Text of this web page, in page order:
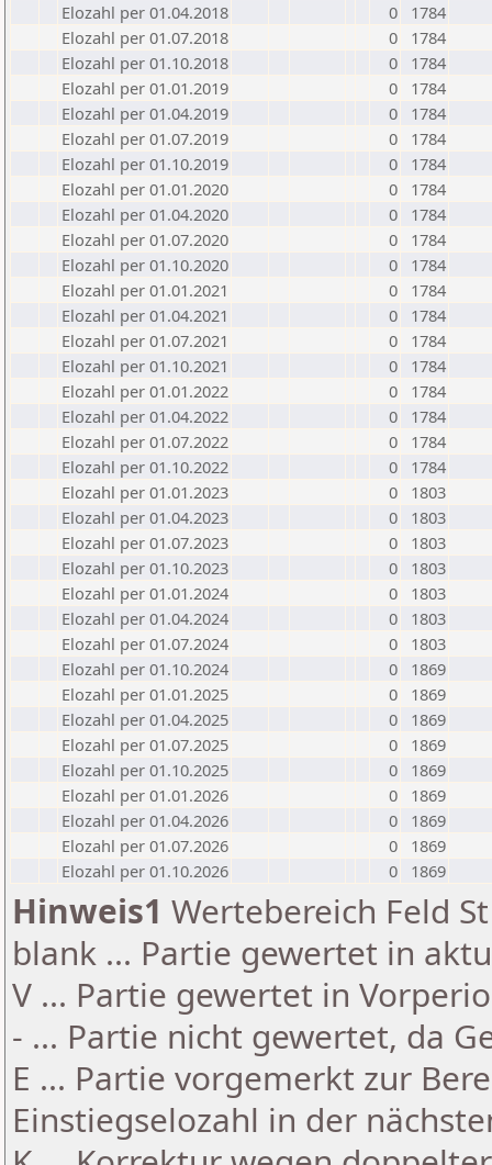
Elozahl per 01.04.2018
0
1784
Elozahl per 01.07.2018
0
1784
Elozahl per 01.10.2018
0
1784
Elozahl per 01.01.2019
0
1784
Elozahl per 01.04.2019
0
1784
Elozahl per 01.07.2019
0
1784
Elozahl per 01.10.2019
0
1784
Elozahl per 01.01.2020
0
1784
Elozahl per 01.04.2020
0
1784
Elozahl per 01.07.2020
0
1784
Elozahl per 01.10.2020
0
1784
Elozahl per 01.01.2021
0
1784
Elozahl per 01.04.2021
0
1784
Elozahl per 01.07.2021
0
1784
Elozahl per 01.10.2021
0
1784
Elozahl per 01.01.2022
0
1784
Elozahl per 01.04.2022
0
1784
Elozahl per 01.07.2022
0
1784
Elozahl per 01.10.2022
0
1784
Elozahl per 01.01.2023
0
1803
Elozahl per 01.04.2023
0
1803
Elozahl per 01.07.2023
0
1803
Elozahl per 01.10.2023
0
1803
Elozahl per 01.01.2024
0
1803
Elozahl per 01.04.2024
0
1803
Elozahl per 01.07.2024
0
1803
Elozahl per 01.10.2024
0
1869
Elozahl per 01.01.2025
0
1869
Elozahl per 01.04.2025
0
1869
Elozahl per 01.07.2025
0
1869
Elozahl per 01.10.2025
0
1869
Elozahl per 01.01.2026
0
1869
Elozahl per 01.04.2026
0
1869
Elozahl per 01.07.2026
0
1869
Elozahl per 01.10.2026
0 1869
Hinweis1 Wertebereich Feld
blank ... Partie gewertet in
V ... Partie gewertet in
- ... Partie nicht gewertet, da
E ... Partie vorgemerkt zur
Einstiegselozahl in der